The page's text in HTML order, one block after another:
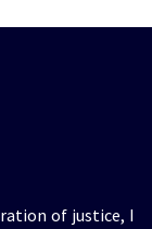
of justice, I